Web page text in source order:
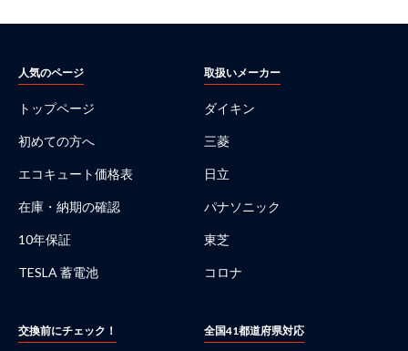
人気のページ
トップページ
初めての方へ
エコキュート価格表
在庫・納期の確認
10年保証
TESLA 蓄電池
交換前にチェック！
取扱いメーカー
ダイキン
三菱
日立
パナソニック
東芝
コロナ
全国41都道府県対応